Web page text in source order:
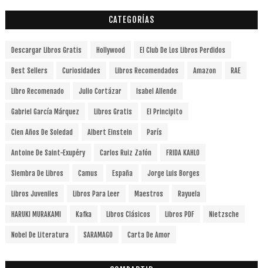
CATEGORÍAS
Descargar Libros Gratis Hollywood El Club De Los Libros Perdidos
Best Sellers Curiosidades Libros Recomendados Amazon RAE
Libro Recomenado Julio Cortázar Isabel Allende
Gabriel García Márquez Libros Gratis El Principito
Cien Años De Soledad Albert Einstein París
Antoine De Saint-Exupéry Carlos Ruiz Zafón FRIDA KAHLO
Siembra De Libros Camus España Jorge Luis Borges
Libros Juveniles Libros Para Leer Maestros Rayuela
HARUKI MURAKAMI Kafka Libros Clásicos Libros PDF Nietzsche
Nobel De Literatura SARAMAGO Carta De Amor